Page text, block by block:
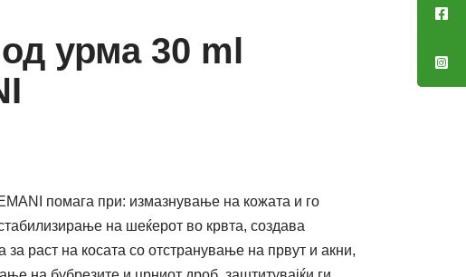
урма 30 ml
помага при: измазнување на кожата и го
на шеќерот во крвта, создава
раст на косата со отстранување на првут и акни,